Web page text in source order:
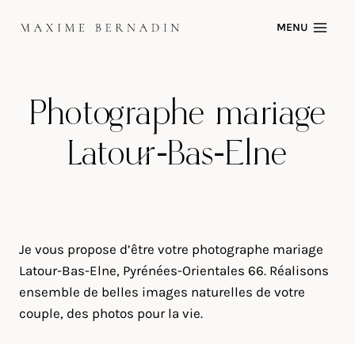
MENU
Photographe mariage
Latour-Bas-Elne
Je vous propose d’être votre photographe mariage
Latour-Bas-Elne, Pyrénées-Orientales 66. Réalisons
ensemble de belles images naturelles de votre
couple, des photos pour la vie.